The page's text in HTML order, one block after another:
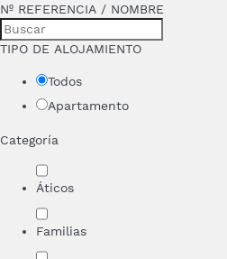
Nº REFERENCIA / NOMBRE
TIPO DE ALOJAMIENTO
Todos
Apartamento
Categoría
Áticos
Familias